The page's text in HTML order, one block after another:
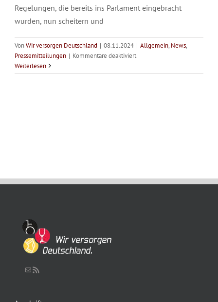
Regelungen, die bereits ins Parlament eingebracht
wurden, nun scheitern und
VonWir versorgen Deutschland | 08.11.2024 | Allgemein, News,
Pressemitteilungen | Kommentare deaktiviertfür
wichtige
Weiterlesen
Schreiben Sie uns eine Nachricht